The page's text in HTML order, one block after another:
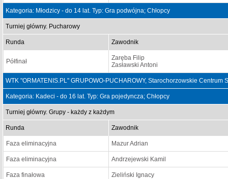
Kategoria: Młodzicy - do 14 lat. Typ: Gra podwójna; Chłopcy
Turniej główny. Pucharowy
Runda Zawodnik
Półfinał
Zaręba Filip
Zasławski Antoni
WTK "ORMATENIS.PL" GRUPOWO-PUCHAROWY, Starochorzowskie Centrum
Kategoria: Kadeci - do 16 lat. Typ: Gra pojedyncza; Chłopcy
Turniej główny. Grupy - każdy z każdym
Runda Zawodnik
Faza eliminacyjna Mazur Adrian
Faza eliminacyjna Andrzejewski Kamil
Faza finałowa Zieliński Ignacy